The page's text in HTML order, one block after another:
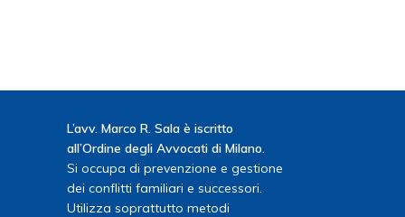
L’avv. Marco R. Sala è iscritto
all’Ordine degli Avvocati di Milano.
Si occupa di prevenzione e gestione
dei conflitti familiari e successori.
Utilizza soprattutto metodi